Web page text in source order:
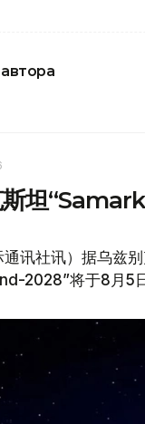
坦
通讯社讯）据乌兹
2028”将于8月5